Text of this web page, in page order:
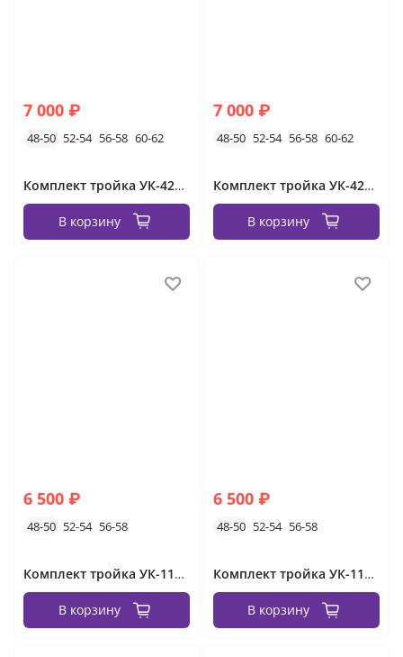
7 000 ₽
48-50 52-54 56-58 60-62
Комплект тройка УК-423-1 Fabrika
В корзину
7 000 ₽
48-50 52-54 56-58 60-62
Комплект тройка УК-423 Fabrika
В корзину
6 500 ₽
48-50 52-54 56-58
Комплект тройка УК-1132-4 Фабрика Моды
В корзину
6 500 ₽
48-50 52-54 56-58
Комплект тройка УК-1132-3 Фабрика Моды
В корзину